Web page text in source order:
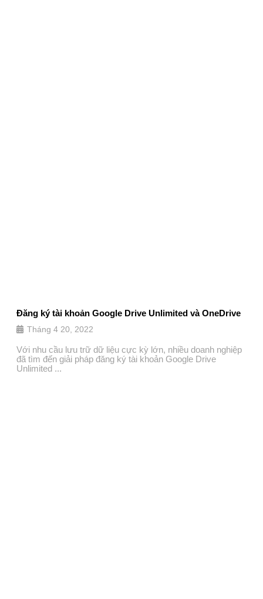
Đăng ký tài khoản Google Drive Unlimited và OneDrive
Tháng 4 20, 2022
Với nhu cầu lưu trữ dữ liệu cực kỳ lớn, nhiều doanh nghiệp
đã tìm đến giải pháp đăng ký tài khoản Google Drive
Unlimited ...